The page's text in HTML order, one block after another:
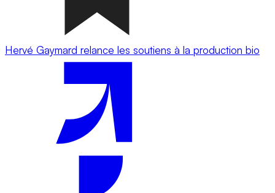
Hervé Gaymard relance les soutiens à la production bio